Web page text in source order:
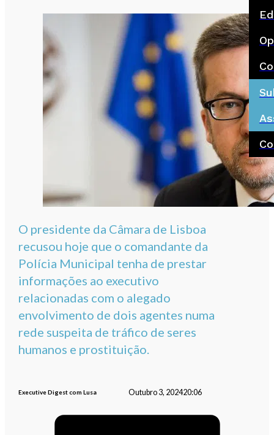
O presidente da Câmara de Lisboa
recusou hoje que o comandante da
Polícia Municipal tenha de prestar
informações ao executivo
relacionadas com o alegado
envolvimento de dois agentes numa
rede suspeita de tráfico de seres
humanos e prostituição.
Executive Digest com Lusa Outubro 3, 202420:06